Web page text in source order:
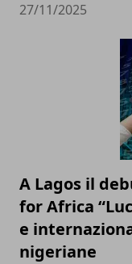
27/11/2025
A Lagos il
for Africa
e
nigeriane